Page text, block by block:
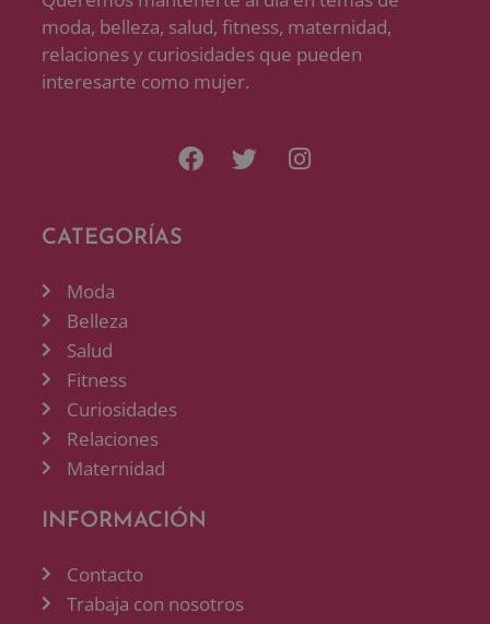
moda, belleza, salud, fitness, maternidad,
relaciones y curiosidades que pueden
interesarte como mujer.
CATEGORÍAS
Moda
Belleza
Salud
Fitness
Curiosidades
Relaciones
Maternidad
INFORMACIÓN
Contacto
Trabaja con nosotros